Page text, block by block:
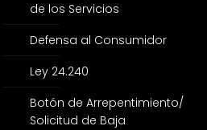
de los Servicios
Defensa al Consumidor
Ley 24.240
Botón de Arrepentimiento/
Solicitud de Baja